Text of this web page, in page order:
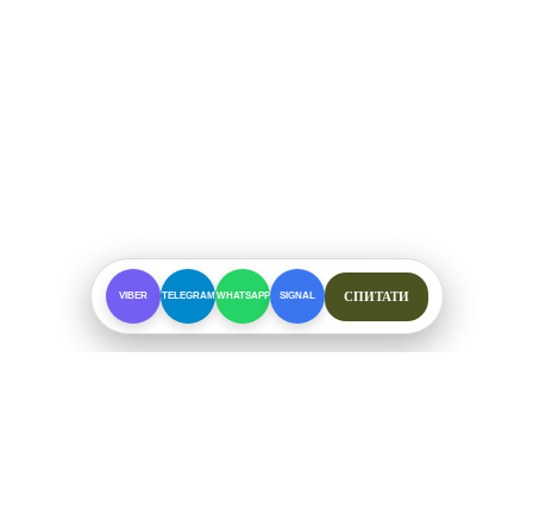
VIBER TELEGRAMWHATSAPP SIGNAL СПИТАТИ